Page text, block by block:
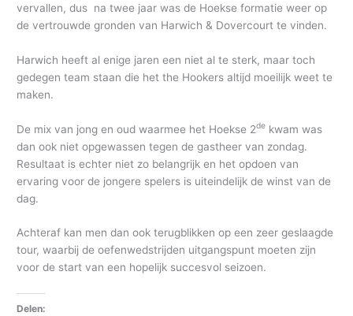
vervallen, dus na twee jaar was de Hoekse formatie weer op
de vertrouwde gronden van Harwich & Dovercourt te vinden.
Harwich heeft al enige jaren een niet al te sterk, maar toch
gedegen team staan die het the Hookers altijd moeilijk weet te
maken.
De mix van jong en oud waarmee het Hoekse 2de kwam was
dan ook niet opgewassen tegen de gastheer van zondag.
Resultaat is echter niet zo belangrijk en het opdoen van
ervaring voor de jongere spelers is uiteindelijk de winst van de
dag.
Achteraf kan men dan ook terugblikken op een zeer geslaagde
tour, waarbij de oefenwedstrijden uitgangspunt moeten zijn
voor de start van een hopelijk succesvol seizoen.
Delen: